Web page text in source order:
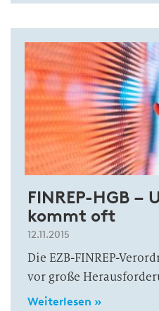
FINREP-HGB –
kommt oft
12.11.2015
Die EZB-FINREP-
vor große
Weiterlesen »